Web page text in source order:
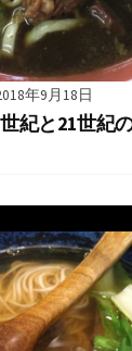
年9月18日
紀と21世紀